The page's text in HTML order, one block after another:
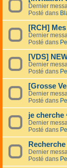
Dernier
Posté dans
[RCH]
Dernier
Posté dans
[VDS]
Dernier
Posté dans
[Grosse
Dernier
Posté dans
je cherche
Dernier
Posté dans
Dernier
Posté dans